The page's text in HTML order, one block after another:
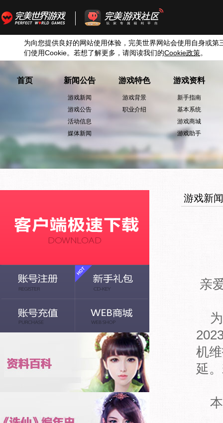
为向您提供良好的网站使用体验，完美世界网站会使用自身或第
们使用Cookie。若想了解更多，请阅读我们的Cookie政策。
首页 新闻公告
游戏新闻
游戏公告
活动信息
媒体新闻
游戏特色
游戏背景
职业介绍
游戏资料
新手指南
基本系统
游戏商城
游戏助手
游戏新闻
亲
机
延